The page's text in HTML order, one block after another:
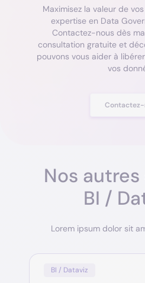
Maximisez la valeur de
expertise en Data
Contactez-nous dès
consultation gratuite et
pouvons vous aider à
vos
Contactez-
Nos
BI /
Lorem ipsum dolor sit
BI / Dataviz